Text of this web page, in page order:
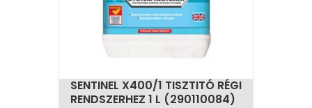
SENTINEL X400/1 TISZTITÓ RÉGI
RENDSZERHEZ 1 L (290110084)